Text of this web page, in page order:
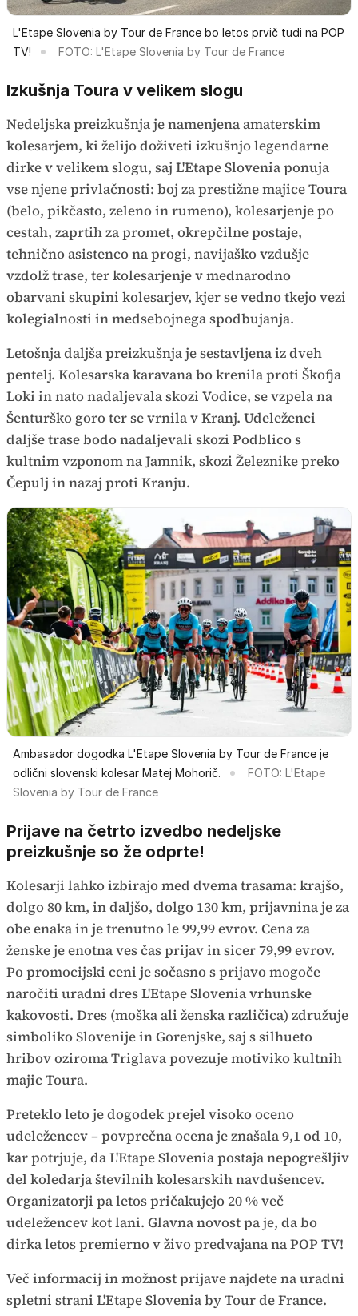
L'Etape Slovenia by Tour de France bo letos prvič tudi na POP
TV!
FOTO: L'Etape Slovenia by Tour de France
Izkušnja Toura v velikem slogu
Nedeljska preizkušnja je namenjena amaterskim
kolesarjem, ki želijo doživeti izkušnjo legendarne
dirke v velikem slogu, saj L'Etape Slovenia ponuja
vse njene privlačnosti: boj za prestižne majice Toura
(belo, pikčasto, zeleno in rumeno), kolesarjenje po
cestah, zaprtih za promet, okrepčilne postaje,
tehnično asistenco na progi, navijaško vzdušje
vzdolž trase, ter kolesarjenje v mednarodno
obarvani skupini kolesarjev, kjer se vedno tkejo vezi
kolegialnosti in medsebojnega spodbujanja.
Letošnja daljša preizkušnja je sestavljena iz dveh
pentelj. Kolesarska karavana bo krenila proti Škofja
Loki in nato nadaljevala skozi Vodice, se vzpela na
Šenturško goro ter se vrnila v Kranj. Udeleženci
daljše trase bodo nadaljevali skozi Podblico s
kultnim vzponom na Jamnik, skozi Železnike preko
Čepulj in nazaj proti Kranju.
Ambasador dogodka L'Etape Slovenia by Tour de France je
odlični slovenski kolesar Matej Mohorič.
FOTO: L'Etape
Slovenia by Tour de France
Prijave na četrto izvedbo nedeljske
preizkušnje so že odprte!
Kolesarji lahko izbirajo med dvema trasama: krajšo,
dolgo 80 km, in daljšo, dolgo 130 km, prijavnina je za
obe enaka in je trenutno le 99,99 evrov. Cena za
ženske je enotna ves čas prijav in sicer 79,99 evrov.
Po promocijski ceni je sočasno s prijavo mogoče
naročiti uradni dres L'Etape Slovenia vrhunske
kakovosti. Dres (moška ali ženska različica) združuje
simboliko Slovenije in Gorenjske, saj s silhueto
hribov oziroma Triglava povezuje motiviko kultnih
majic Toura.
Preteklo leto je dogodek prejel visoko oceno
udeležencev – povprečna ocena je znašala 9,1 od 10,
kar potrjuje, da L'Etape Slovenia postaja nepogrešljiv
del koledarja številnih kolesarskih navdušencev.
Organizatorji pa letos pričakujejo 20 % več
udeležencev kot lani. Glavna novost pa je, da bo
dirka letos premierno v živo predvajana na POP TV!
Več informacij in možnost prijave najdete na uradni
spletni strani L'Etape Slovenia by Tour de France.